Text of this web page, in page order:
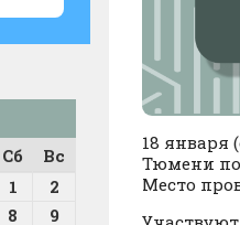
18 января
Тюмени
Место
Сб
Вс
1
2
8
9